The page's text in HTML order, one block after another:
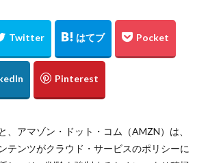
、アマゾン・ドット・コム（AMZN）は、
テンツがクラウド・サービスのポリシーに